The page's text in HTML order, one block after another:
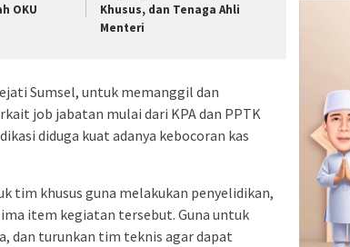
OKU
Khusus, dan Tenaga Ahli
Menteri
Sumsel, untuk memanggil dan
job jabatan mulai dari KPA dan PPTK
diduga kuat adanya kebocoran kas
tim khusus guna melakukan penyelidikan,
item kegiatan tersebut. Guna untuk
dan turunkan tim teknis agar dapat